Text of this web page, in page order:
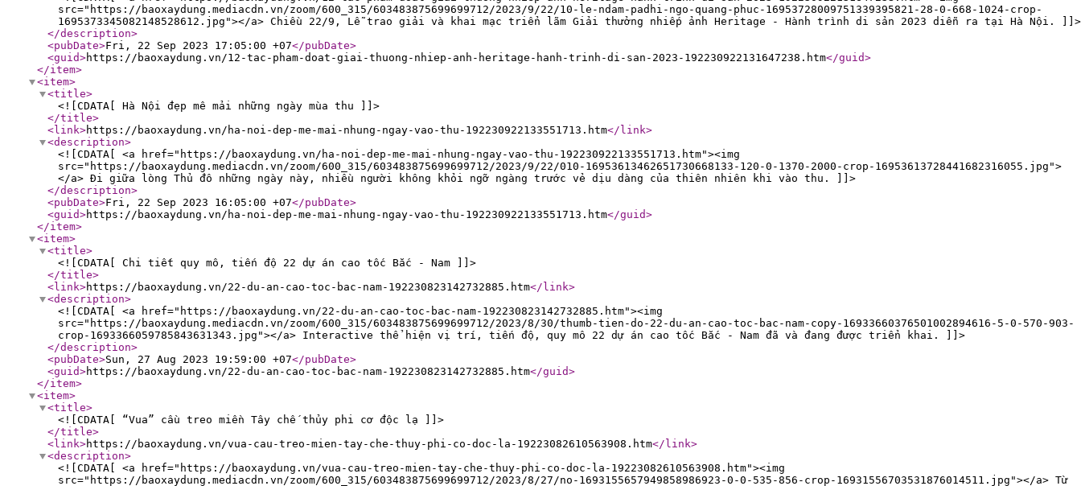
src="https://baoxaydung.mediacdn.vn/zoom/600_315/603483875699699712/2023/9/22/10-le-ndam-padhi-ngo-quang-phuc-16953728009751339395821-28-0-668-1024-crop-
1695373345082148528612.jpg"></a> Chiều 22/9, Lễ trao giải và khai mạc triển lãm Giải thưởng nhiếp ảnh Heritage - Hành trình di sản 2023 diễn ra tại Hà Nội. ]]>
</description>
<pubDate>Fri, 22 Sep 2023 17:05:00 +07</pubDate>
<guid>https://baoxaydung.vn/12-tac-pham-doat-giai-thuong-nhiep-anh-heritage-hanh-trinh-di-san-2023-192230922131647238.htm</guid>
</item>
<item>
<title>
<![CDATA[ Hà Nội đẹp mê mải những ngày mùa thu ]]>
</title>
<link>https://baoxaydung.vn/ha-noi-dep-me-mai-nhung-ngay-vao-thu-192230922133551713.htm</link>
<description>
<![CDATA[ <a href="https://baoxaydung.vn/ha-noi-dep-me-mai-nhung-ngay-vao-thu-192230922133551713.htm"><img
src="https://baoxaydung.mediacdn.vn/zoom/600_315/603483875699699712/2023/9/22/010-16953613462651730668133-120-0-1370-2000-crop-16953613728441682316055.jpg">
</a> Đi giữa lòng Thủ đô những ngày này, nhiều người không khỏi ngỡ ngàng trước vẻ dịu dàng của thiên nhiên khi vào thu. ]]>
</description>
<pubDate>Fri, 22 Sep 2023 16:05:00 +07</pubDate>
<guid>https://baoxaydung.vn/ha-noi-dep-me-mai-nhung-ngay-vao-thu-192230922133551713.htm</guid>
</item>
<item>
<title>
<![CDATA[ Chi tiết quy mô, tiến độ 22 dự án cao tốc Bắc - Nam ]]>
</title>
<link>https://baoxaydung.vn/22-du-an-cao-toc-bac-nam-192230823142732885.htm</link>
<description>
<![CDATA[ <a href="https://baoxaydung.vn/22-du-an-cao-toc-bac-nam-192230823142732885.htm"><img
src="https://baoxaydung.mediacdn.vn/zoom/600_315/603483875699699712/2023/8/30/thumb-tien-do-22-du-an-cao-toc-bac-nam-copy-16933660376501002894616-5-0-570-903-
crop-1693366059785843631343.jpg"></a> Interactive thể hiện vị trí, tiến độ, quy mô 22 dự án cao tốc Bắc - Nam đã và đang được triển khai. ]]>
</description>
<pubDate>Sun, 27 Aug 2023 19:59:00 +07</pubDate>
<guid>https://baoxaydung.vn/22-du-an-cao-toc-bac-nam-192230823142732885.htm</guid>
</item>
<item>
<title>
<![CDATA[ “Vua” cầu treo miền Tây chế thủy phi cơ độc lạ ]]>
</title>
<link>https://baoxaydung.vn/vua-cau-treo-mien-tay-che-thuy-phi-co-doc-la-19223082610563908.htm</link>
<description>
<![CDATA[ <a href="https://baoxaydung.vn/vua-cau-treo-mien-tay-che-thuy-phi-co-doc-la-19223082610563908.htm"><img
src="https://baoxaydung.mediacdn.vn/zoom/600_315/603483875699699712/2023/8/27/no-1693155657949858986923-0-0-535-856-crop-16931556703531876014511.jpg"></a> Từ